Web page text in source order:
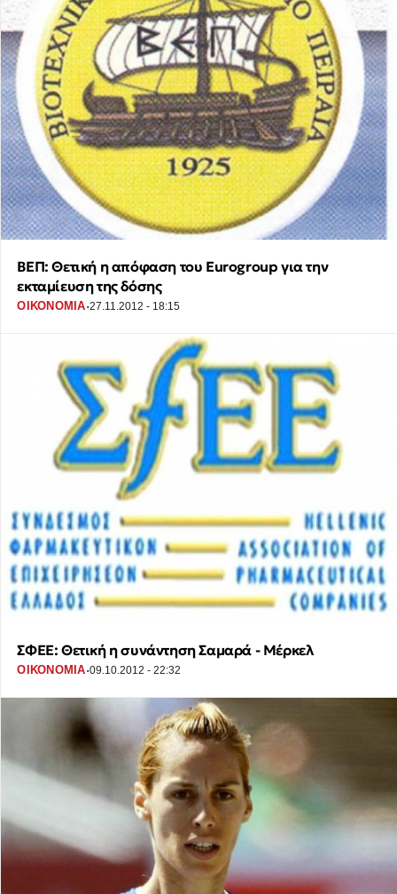
ΒΕΠ: Θετική η απόφαση του Eurogroup για την
εκταμίευση της δόσης
ΟΙΚΟΝΟΜΙΑ·27.11.2012 - 18:15
ΣΦΕΕ: Θετική η συνάντηση Σαμαρά - Μέρκελ
ΟΙΚΟΝΟΜΙΑ·09.10.2012 - 22:32